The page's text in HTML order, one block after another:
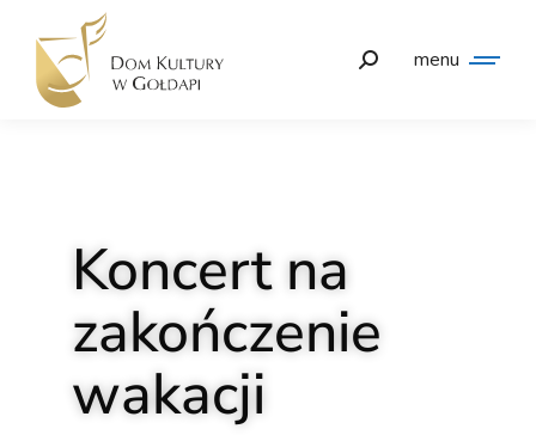
menu
Koncert na
zakończenie
wakacji